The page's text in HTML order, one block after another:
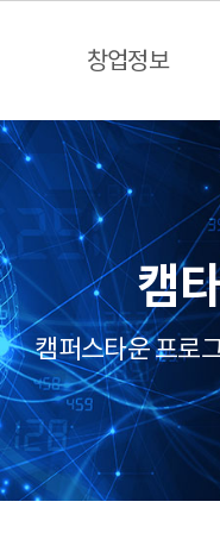
창업정보
캠
캠퍼스타운 프로